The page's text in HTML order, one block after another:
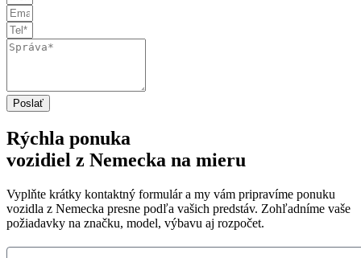
Poslať
Rýchla ponuka
vozidiel z Nemecka na mieru
Vyplňte krátky kontaktný formulár a my vám pripravíme ponuku
vozidla z Nemecka presne podľa vašich predstáv. Zohľadníme vaše
požiadavky na značku, model, výbavu aj rozpočet.